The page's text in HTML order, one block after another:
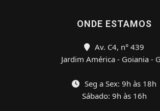
ONDE ESTAMOS
Av. C4, n° 439
Jardim América - Goiania -
Seg a Sex: 9h às 18h
Sábado: 9h às 16h